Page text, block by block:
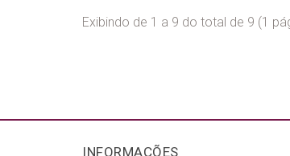
Exibindo de 1 a 9 do total de 9 (1
INFORMAÇÕES